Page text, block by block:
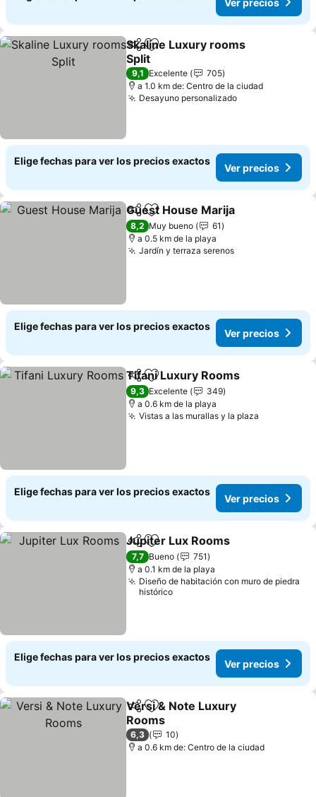
CompartirAgregar a favoritos
Skaline Luxury rooms
Split
9,1 Excelente
705
a 1.0 km de: Centro de la ciudad
Desayuno personalizado
Elige fechas para ver los precios exactos
Ver precios
CompartirAgregar a favoritos
Guest House Marija
8,2 Muy bueno
61
a 0.5 km de la playa
Jardín y terraza serenos
Elige fechas para ver los precios exactos
Ver precios
Compartir
Agregar a favoritos
Tifani Luxury Rooms
9,3 Excelente
349
a 0.6 km de la playa
Vistas a las murallas y la plaza
Elige fechas para ver los precios exactos
Ver precios
CompartirAgregar a favoritos
Jupiter Lux Rooms
7,7 Bueno
751
a 0.1 km de la playa
Diseño de habitación con muro de piedra
histórico
Elige fechas para ver los precios exactos
Ver precios
CompartirAgregar a favoritos
Versi & Note Luxury
Rooms
6,3
10
a 0.6 km de: Centro de la ciudad